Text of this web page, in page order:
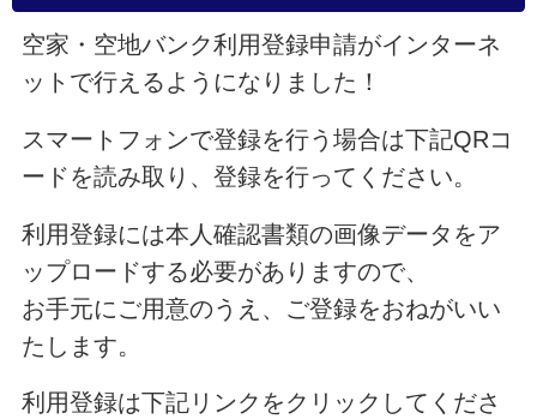
空家・空地バンク利用登録申請がインターネ
ットで行えるようになりました！
スマートフォンで登録を行う場合は下記QRコ
ードを読み取り、登録を行ってください。
利用登録には本人確認書類の画像データをア
ップロードする必要がありますので、
お手元にご用意のうえ、ご登録をおねがいい
たします。
利用登録は下記リンクをクリックしてくださ